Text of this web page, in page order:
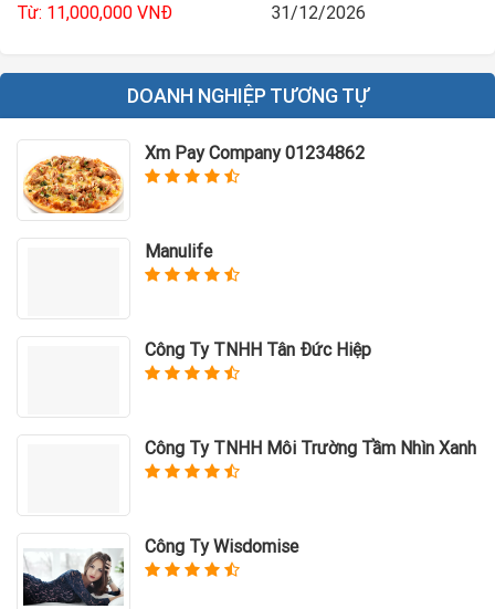
Từ: 11,000,000 VNĐ
31/12/2026
DOANH NGHIỆP TƯƠNG TỰ
Xm Pay Company 01234862
Manulife
Công Ty TNHH Tân Đức Hiệp
Công Ty TNHH Môi Trường Tầm Nhìn Xanh
Công Ty Wisdomise